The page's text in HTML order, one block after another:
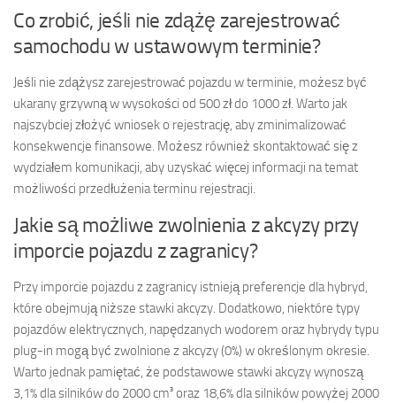
Co zrobić, jeśli nie zdążę zarejestrować
samochodu w ustawowym terminie?
Jeśli nie zdążysz zarejestrować pojazdu w terminie, możesz być
ukarany grzywną w wysokości od 500 zł do 1000 zł. Warto jak
najszybciej złożyć wniosek o rejestrację, aby zminimalizować
konsekwencje finansowe. Możesz również skontaktować się z
wydziałem komunikacji, aby uzyskać więcej informacji na temat
możliwości przedłużenia terminu rejestracji.
Jakie są możliwe zwolnienia z akcyzy przy
imporcie pojazdu z zagranicy?
Przy imporcie pojazdu z zagranicy istnieją preferencje dla hybryd,
które obejmują niższe stawki akcyzy. Dodatkowo, niektóre typy
pojazdów elektrycznych, napędzanych wodorem oraz hybrydy typu
plug-in mogą być zwolnione z akcyzy (0%) w określonym okresie.
Warto jednak pamiętać, że podstawowe stawki akcyzy wynoszą
3,1% dla silników do 2000 cm³ oraz 18,6% dla silników powyżej 2000